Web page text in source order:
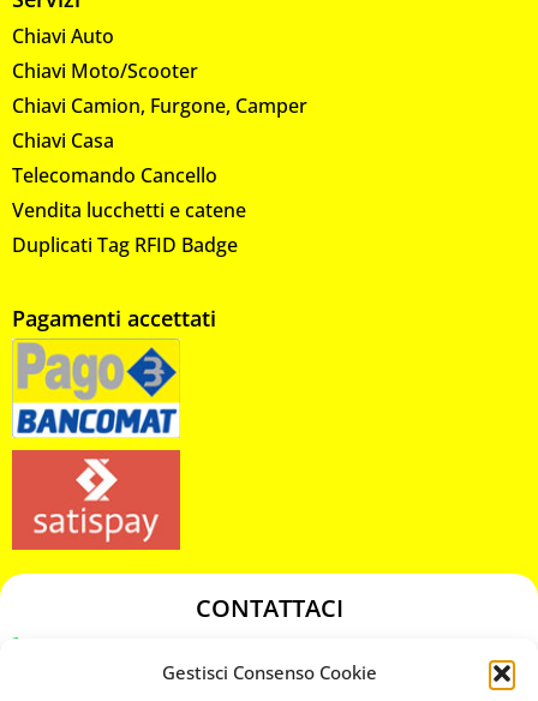
Gestisci Consenso Cookie
Chiavi Auto
Chiavi Moto/Scooter
Chiavi Camion, Furgone, Camper
Chiavi Casa
Telecomando Cancello
Vendita lucchetti e catene
Duplicati Tag RFID Badge
Pagamenti accettati
CONTATTACI